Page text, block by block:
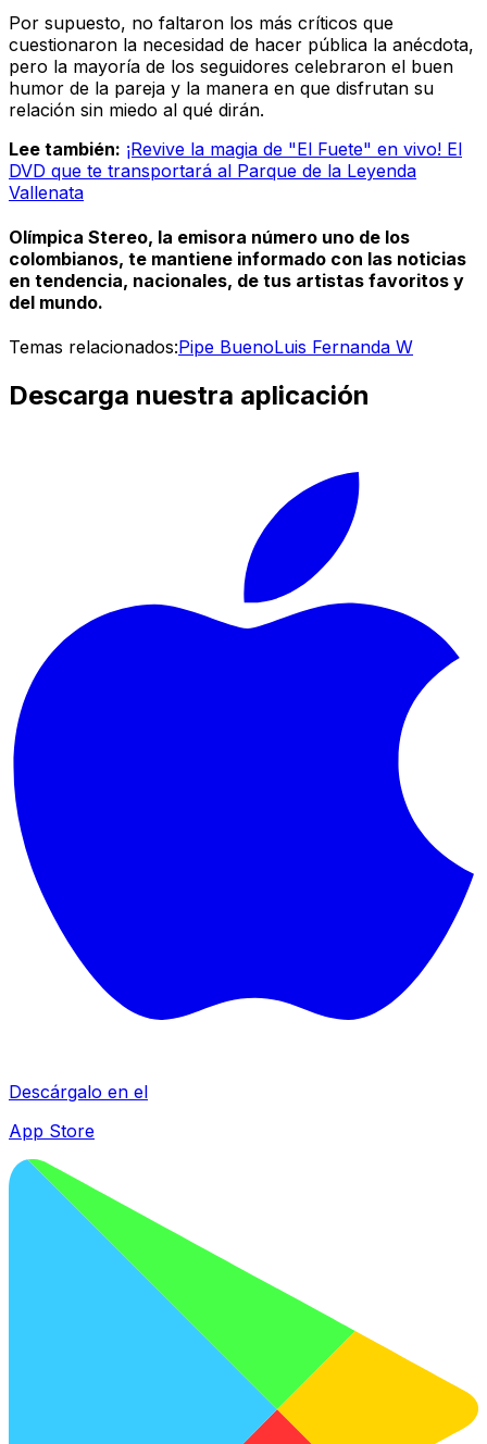
Por supuesto, no faltaron los más críticos que
cuestionaron la necesidad de hacer pública la anécdota,
pero la mayoría de los seguidores celebraron el buen
humor de la pareja y la manera en que disfrutan su
relación sin miedo al qué dirán.
Lee también: ¡Revive la magia de "El Fuete" en vivo! El
DVD que te transportará al Parque de la Leyenda
Vallenata
Olímpica Stereo, la emisora número uno de los
colombianos, te mantiene informado con las noticias
en tendencia, nacionales, de tus artistas favoritos y
del mundo.
Temas relacionados:Pipe BuenoLuis Fernanda W
Descarga nuestra aplicación
Descárgalo en el
App Store